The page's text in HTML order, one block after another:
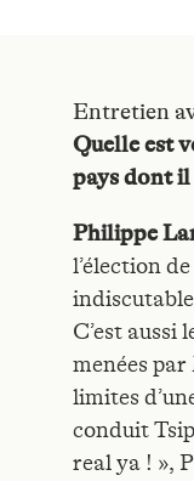
Entretien
Quelle est
pays dont il
Philippe
l’élection
C’est aussi
menées
limites
conduit
real ya ! »,